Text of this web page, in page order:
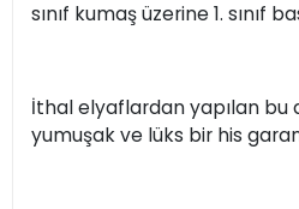
sınıf kumaş üzerine 1. sınıf
İthal elyaflardan yapılan bu
yumuşak ve lüks bir his